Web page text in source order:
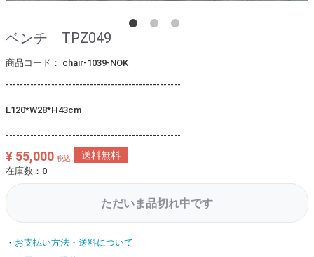
ベンチ TPZ049
商品コード： chair-1039-NOK
--------------------------------------------------
L120*W28*H43cm
--------------------------------------------------
¥ 55,000 税込 送料無料
在庫数：0
ただいま品切れ中です
お支払い方法・送料について